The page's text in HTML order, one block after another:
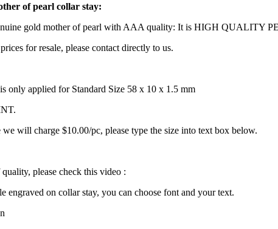
of pearl collar stay:
gold mother of pearl with AAA quality: It is HIGH
for resale, please contact directly to us.
only applied for Standard Size 58 x 10 x 1.5 mm
will charge $10.00/pc, please type the size into text box below.
please check this video :
engraved on collar stay, you can choose font and your text.